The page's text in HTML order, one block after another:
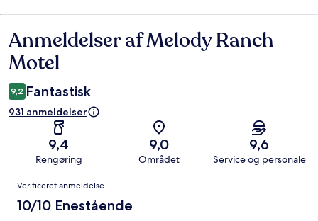
Anmeldelser
Anmeldelser af Melody Ranch
Motel
9,2 Fantastisk
931 anmeldelser
9,4
Rengøring
9,0
Området
9,6
Service og personale
Anmeldelser
Verificeret anmeldelse
10/10 Enestående